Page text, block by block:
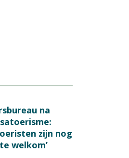
na
zijn nog
welkom’